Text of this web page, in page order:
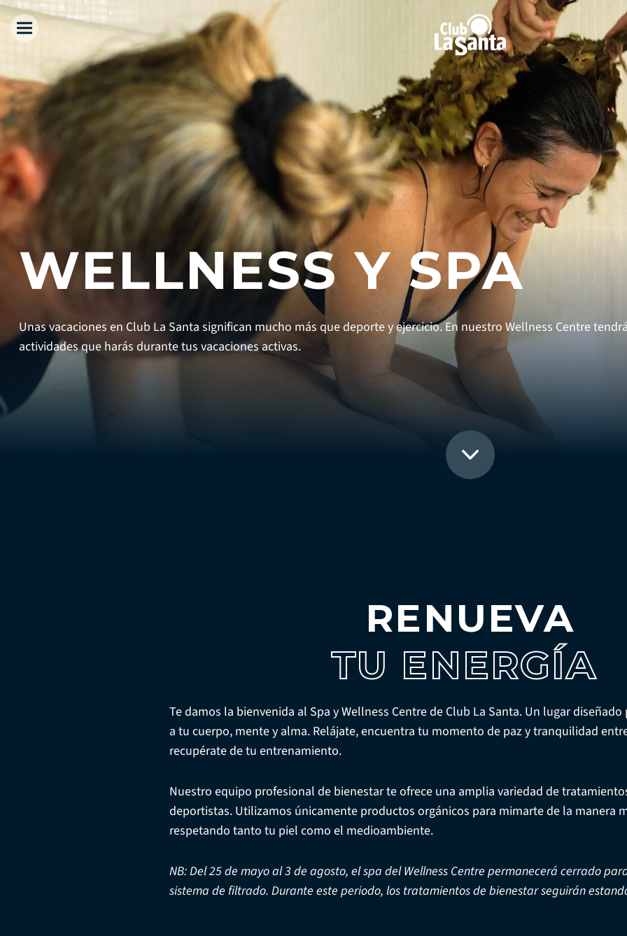
WELLNESS Y SPA
Unas vacaciones en Club La Santa significan mucho más que deporte y ejercicio. En nuestro Wellness Centre
actividades que harás durante tus vacaciones activas.
RENUEVA
TU ENERGÍA
Te damos la bienvenida al Spa y Wellness Centre de Club La Santa. Un lugar
a tu cuerpo, mente y alma. Relájate, encuentra tu momento de paz y tranquilidad
recupérate de tu entrenamiento.
Nuestro equipo profesional de bienestar te ofrece una amplia variedad de
deportistas. Utilizamos únicamente productos orgánicos para mimarte de la manera
respetando tanto tu piel como el medioambiente.
NB: Del 25 de mayo al 3 de agosto, el spa del Wellness Centre permanecerá cerrado
sistema de filtrado. Durante este periodo, los tratamientos de bienestar seguirán